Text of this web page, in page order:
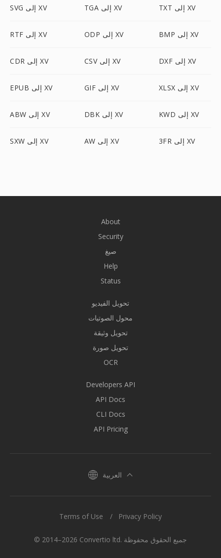
SVG إلى XV TGA إلى XV TXT إلى XV
RTF إلى XV ODP إلى XV BMP إلى XV
CDR إلى XV CSV إلى XV DXF إلى XV
EPUB إلى XV GIF إلى XV XLSX إلى XV
ABW إلى XV DBK إلى XV KWD إلى XV
SXW إلى XV AW إلى XV 3FR إلى XV
About
Security
صيغ
Help
Status
تحويل الفيديو
محول الصوتيات
تحويل وثيقة
تحويل صورة
OCR
Developers API
API Docs
CLI Docs
API Pricing
العربية
© 2014–2026 Convertio ltd. جميع الحقوق محفوظة
Terms of Use Privacy Policy